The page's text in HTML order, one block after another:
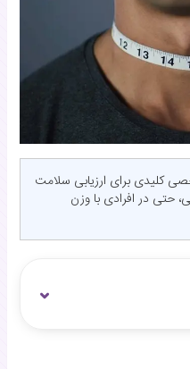
کلیدی برای ارزیابی سلامت
حتی در افرادی با وزن